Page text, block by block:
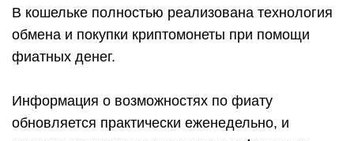
В кошельке полностью реализована технология
обмена и покупки криптомонеты при помощи
фиатных денег.
Информация о возможностях по фиату
обновляется практически еженедельно, и